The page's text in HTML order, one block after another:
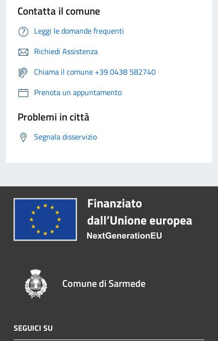
Contatta il comune
Leggi le domande frequenti
Richiedi Assistenza
Chiama il comune +39 0438 582740
Prenota un appuntamento
Problemi in città
Segnala disservizio
Comune di Sarmede
SEGUICI SU